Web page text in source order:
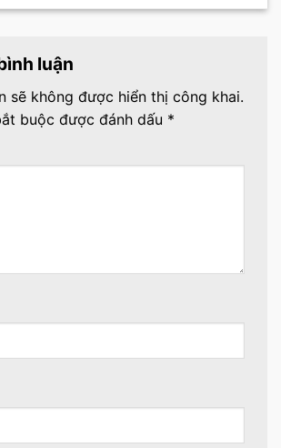
luận
sẽ không được hiển thị công khai.
buộc được đánh dấu *